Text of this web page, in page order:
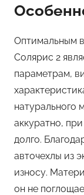
Оптимальным
Солярис 2
параметрам,
натурального
аккуратно,
долго.
авточехлы из
износу.
он не